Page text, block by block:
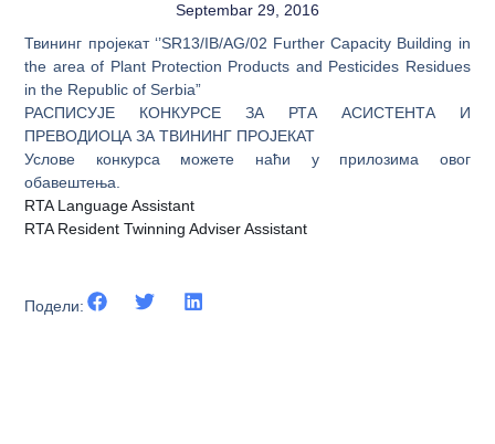
Septembar 29, 2016
Твининг пројекат ‘’SR13/IB/AG/02 Further Capacity Building in
the area of Plant Protection Products and Pesticides Residues
in the Republic of Serbia”
РАСПИСУЈЕ КОНКУРСЕ ЗА РТА АСИСТЕНТА И
ПРЕВОДИОЦА ЗА ТВИНИНГ ПРОЈЕКАТ
Услове конкурса можете наћи у прилозима овог
обавештења.
RTA Language Assistant
RTA Resident Twinning Adviser Assistant
Подели: